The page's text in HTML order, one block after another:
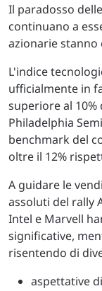
Il paradosso
continuano a
azionarie
L'indice
ufficialmente in
superiore al 10%
Philadelphia
benchmark del
oltre il 12%
A guidare le
assoluti del rally
Intel e Marvell
significative,
risentendo di
aspettative